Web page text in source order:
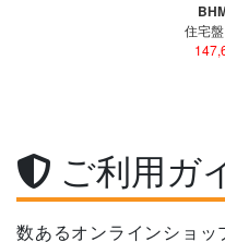
住宅
ご利用ガ
数あるオンラインショ